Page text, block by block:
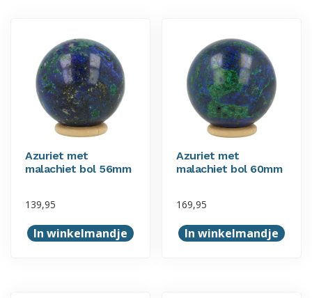
Azuriet met
malachiet bol 56mm
139,95
In winkelmandje
Azuriet met
malachiet bol 60mm
169,95
In winkelmandje